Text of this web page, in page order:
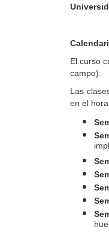
El curso
campo).
Las
en el